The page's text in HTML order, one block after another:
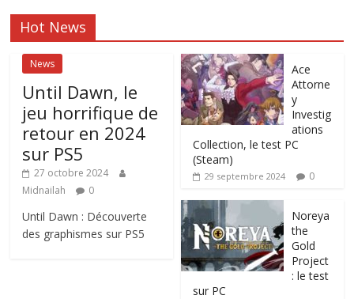
Hot News
News
Until Dawn, le
jeu horrifique de
retour en 2024
sur PS5
27 octobre 2024
Midnailah
0
Until Dawn : Découverte
des graphismes sur PS5
Ace
Attorne
y
Investig
ations
Collection, le test PC
(Steam)
29 septembre 2024 0
Noreya
the
Gold
Project
: le test
sur PC